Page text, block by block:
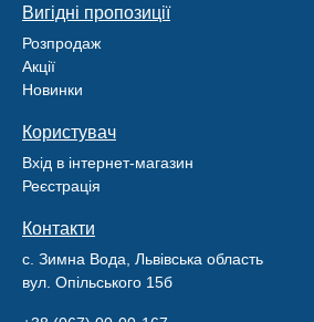
Вигідні пропозиції
Розпродаж
Акції
Новинки
Користувач
Вхід в інтернет-магазин
Реєстрація
Контакти
с. Зимна Вода, Львівська область
вул. Опільського 15б